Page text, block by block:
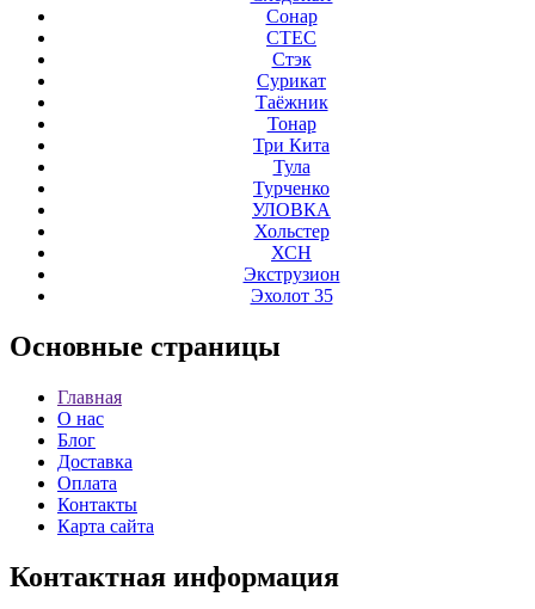
Сонар
СТЕС
Стэк
Сурикат
Таёжник
Тонар
Три Кита
Тула
Турченко
УЛОВКА
Хольстер
ХСН
Экструзион
Эхолот 35
Основные страницы
Главная
О нас
Блог
Доставка
Оплата
Контакты
Карта сайта
Контактная информация